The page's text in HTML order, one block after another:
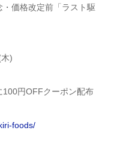
価格改定前「ラスト駆
)
100円OFFクーポン配布
foods/